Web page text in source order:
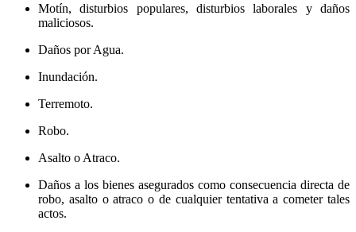
Motín, disturbios populares, disturbios laborales y daños
maliciosos.
Daños por Agua.
Inundación.
Terremoto.
Robo.
Asalto o Atraco.
Daños a los bienes asegurados como consecuencia directa de
robo, asalto o atraco o de cualquier tentativa a cometer tales
actos.